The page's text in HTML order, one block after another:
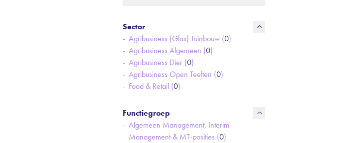
Sector
Agribusiness (Glas) Tuinbouw (0)
Agribusiness Algemeen (0)
Agribusiness Dier (0)
Agribusiness Open Teelten (0)
Food & Retail (0)
Functiegroep
Algemeen Management, Interim
Management & MT-posities (0)